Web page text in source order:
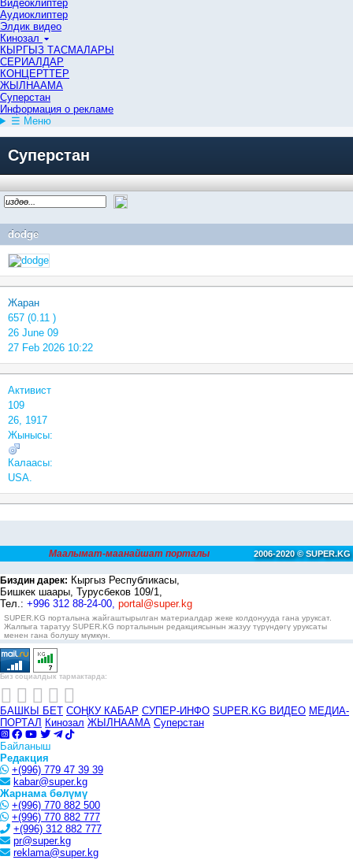
Видеоклиптер
Аудиоклиптер
Элдик видео
Кинозал
КЫРГЫЗ ТАСМАЛАРЫ
СЕРИАЛДАР
КОНЦЕРТТЕР
ЖЫЛНААМА
Суперстан
Информация о рекламе
☰ Меню
Суперстан
dodge
Жаран
657 (0.11 )
26 June 09
27 Feb 2026 10:22
Активист
109
26, 1917
Жынысы:
Калаасы:
USA.
Маалымат-маанайшат порталы 2006-2020 © SUPER.KG
Биздин дарек: Кыргыз Республикасы,
Бишкек шаары, Турусбеков 109/1,
Тел.: +996 312 88-24-00, portal@super.kg
SUPER.KG порталына жайгаштырылган материалдар жеке колдонууда гана уруксат.
Жалпыга таратуу SUPER.KG порталынын редакциясынын жазуу түрүндөгү уруксаты
менен гана болушу мүмкүн.
Биз социалдык тармактарда:
БАШКЫ БЕТ СОҢКУ КАБАР СУПЕР-ИНФО SUPER.KG ВИДЕО МЕДИА-
ПОРТАЛ Кинозал ЖЫЛНААМА Суперстан
Байланыш
Редакция
+(996) 779 47 39 39
kabar@super.kg
Жарнама бөлүмү
+(996) 770 882 500
+(996) 770 882 777
+(996) 312 882 777
pr@super.kg
reklama@super.kg